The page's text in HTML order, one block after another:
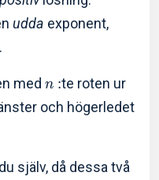
udda exponent,
med n :te roten ur
och högerledet
själv, då dessa två